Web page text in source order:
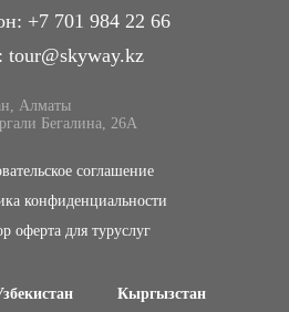
+7 701 984 22 66
tour@skyway.kz
Алматы
Бегалина, 26А
соглашение
конфиденциальности
оферта для туруслуг
Кыргызстан